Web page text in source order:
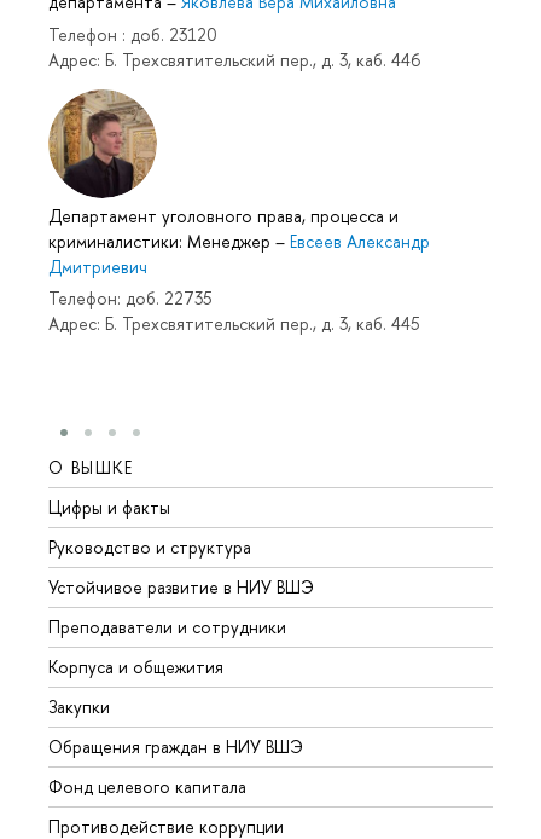
Телефон : доб. 23120
Адрес: Б. Трехсвятительский пер., д. 3, каб. 446
Департамент уголовного права, процесса и
криминалистики: Менеджер – Евсеев Александр
Дмитриевич
Телефон: доб. 22735
Адрес: Б. Трехсвятительский пер., д. 3, каб. 445
О ВЫШКЕ
Цифры и факты
Руководство и структура
Устойчивое развитие в НИУ ВШЭ
Преподаватели и сотрудники
Корпуса и общежития
Закупки
Обращения граждан в НИУ ВШЭ
Фонд целевого капитала
Противодействие коррупции